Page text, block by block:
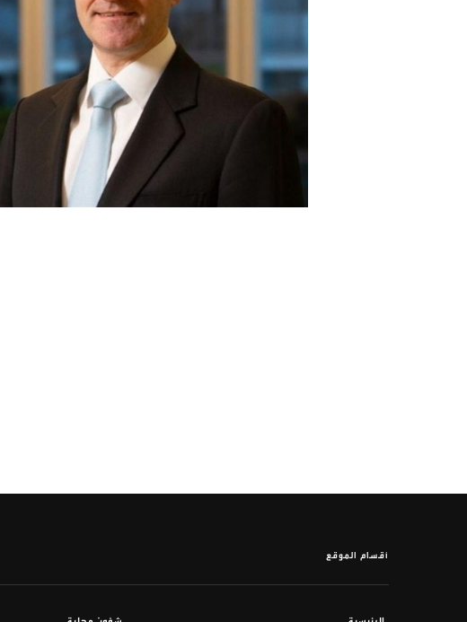
أقسام الموقع